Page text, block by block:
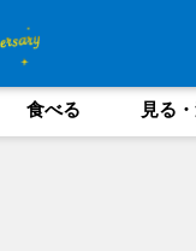
食べる 見る